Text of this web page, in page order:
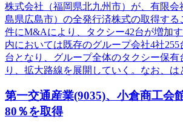
株式会社（福岡県北九州市）が、有限会
島県広島市）の全発行済株式の取得する
件にM&Aにより、タクシー42台が増加
内においては既存のグループ会社4社255
台となり、グループ全体のタクシー保有
り、拡大路線を展開していく。なお、は
第一交通産業(9035)、小倉商工会
80％を取得